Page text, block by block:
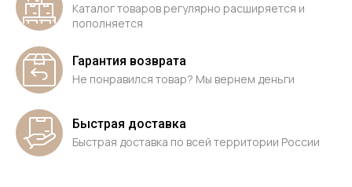
Каталог товаров регулярно расширяется и
пополняется
Гарантия возврата
Не понравился товар? Мы вернем деньги
Быстрая доставка
Быстрая доставка по всей территории России